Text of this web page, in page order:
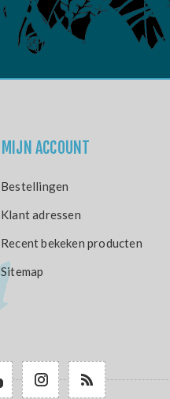
MIJN ACCOUNT
Bestellingen
Klant adressen
Recent bekeken producten
Sitemap